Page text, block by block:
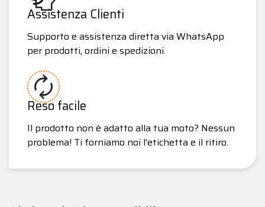
Assistenza Clienti
Supporto e assistenza diretta via WhatsApp
per prodotti, ordini e spedizioni.
Reso facile
Il prodotto non è adatto alla tua moto? Nessun
problema! Ti forniamo noi l’etichetta e il ritiro.